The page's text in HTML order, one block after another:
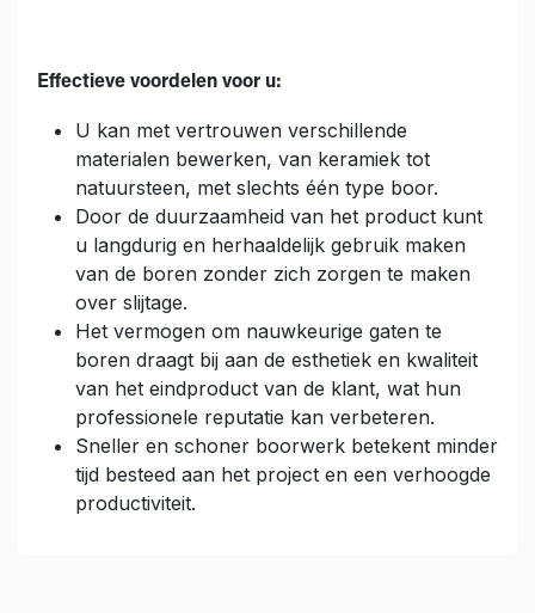
Effectieve voordelen voor u:
U kan met vertrouwen verschillende
materialen bewerken, van keramiek tot
natuursteen, met slechts één type boor.
Door de duurzaamheid van het product kunt
u langdurig en herhaaldelijk gebruik maken
van de boren zonder zich zorgen te maken
over slijtage.
Het vermogen om nauwkeurige gaten te
boren draagt bij aan de esthetiek en kwaliteit
van het eindproduct van de klant, wat hun
professionele reputatie kan verbeteren.
Sneller en schoner boorwerk betekent minder
tijd besteed aan het project en een verhoogde
productiviteit.